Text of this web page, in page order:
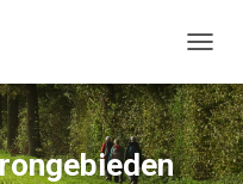
A
V
I
G
A